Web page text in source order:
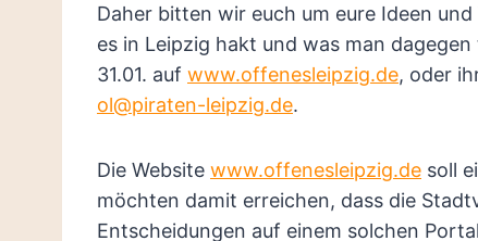
Daher bitten wir euch um eure Ideen
es in Leipzig hakt und was man
31.01. auf www.offenesleipzig.de, oder
ol@piraten-leipzig.de.
Die Website www.offenesleipzig.de soll
möchten damit erreichen, dass die
Entscheidungen auf einem solchen